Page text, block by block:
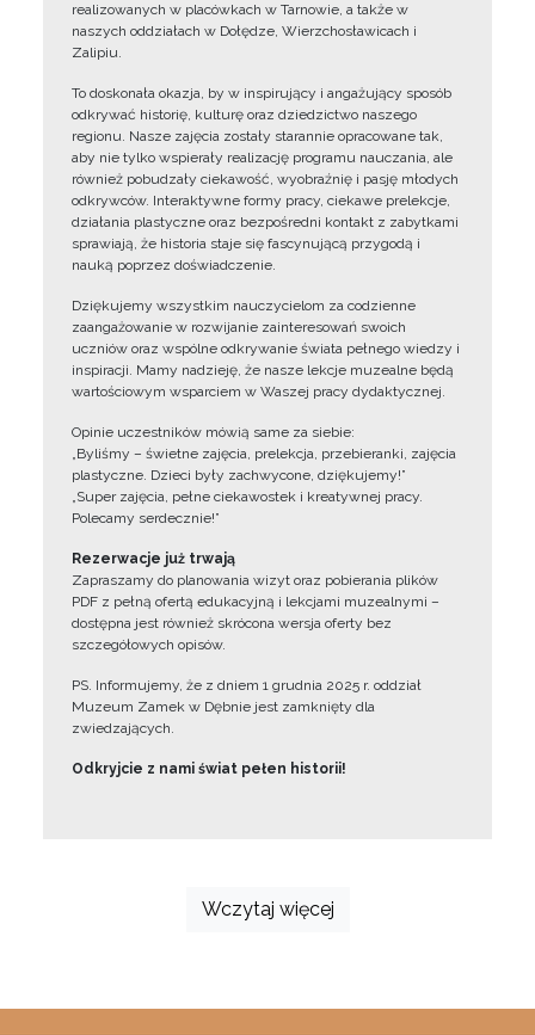
realizowanych w placówkach w Tarnowie, a także w
naszych oddziałach w Dołędze, Wierzchosławicach i
Zalipiu.
To doskonała okazja, by w inspirujący i angażujący sposób
odkrywać historię, kulturę oraz dziedzictwo naszego
regionu. Nasze zajęcia zostały starannie opracowane tak,
aby nie tylko wspierały realizację programu nauczania, ale
również pobudzały ciekawość, wyobraźnię i pasję młodych
odkrywców. Interaktywne formy pracy, ciekawe prelekcje,
działania plastyczne oraz bezpośredni kontakt z zabytkami
sprawiają, że historia staje się fascynującą przygodą i
nauką poprzez doświadczenie.
Dziękujemy wszystkim nauczycielom za codzienne
zaangażowanie w rozwijanie zainteresowań swoich
uczniów oraz wspólne odkrywanie świata pełnego wiedzy i
inspiracji. Mamy nadzieję, że nasze lekcje muzealne będą
wartościowym wsparciem w Waszej pracy dydaktycznej.
Opinie uczestników mówią same za siebie:
„Byliśmy – świetne zajęcia, prelekcja, przebieranki, zajęcia
plastyczne. Dzieci były zachwycone, dziękujemy!”
„Super zajęcia, pełne ciekawostek i kreatywnej pracy.
Polecamy serdecznie!”
Rezerwacje już trwają
Zapraszamy do planowania wizyt oraz pobierania plików
PDF z pełną ofertą edukacyjną i lekcjami muzealnymi –
dostępna jest również skrócona wersja oferty bez
szczegółowych opisów.
PS. Informujemy, że z dniem 1 grudnia 2025 r. oddział
Muzeum Zamek w Dębnie jest zamknięty dla
zwiedzających.
Odkryjcie z nami świat pełen historii!
Wczytaj więcej